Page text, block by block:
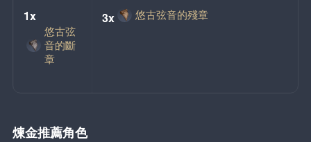
1x
悠古弦
音的斷
章
3x 悠古弦音的殘章
煉金推薦角色